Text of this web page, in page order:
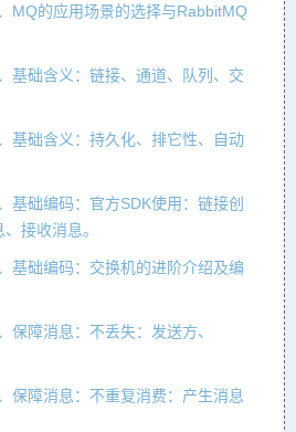
MQ的应用场景的选择与RabbitMQ
基础含义：链接、通道、队列、交
基础含义：持久化、排它性、自动
基础编码：官方SDK使用：链接创
接收消息。
基础编码：交换机的进阶介绍及编
保障消息：不丢失：发送方、
保障消息：不重复消费：产生消息